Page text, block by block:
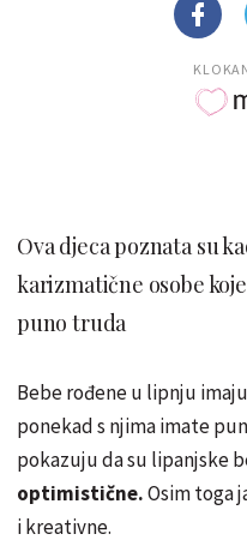
Ova djeca poznata su
karizmatične osobe
puno truda
Bebe rođene u lipnju
ponekad s njima imate
pokazuju da su lipanjske
optimistične.Osim toga
i kreativne.